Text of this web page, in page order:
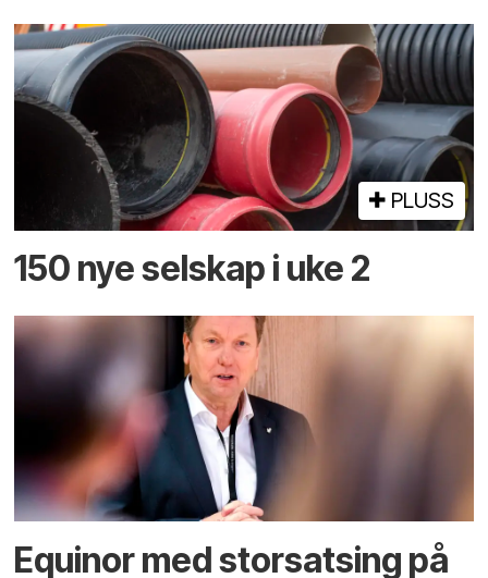
PLUSS
150 nye selskap i uke 2
Equinor med storsatsing på